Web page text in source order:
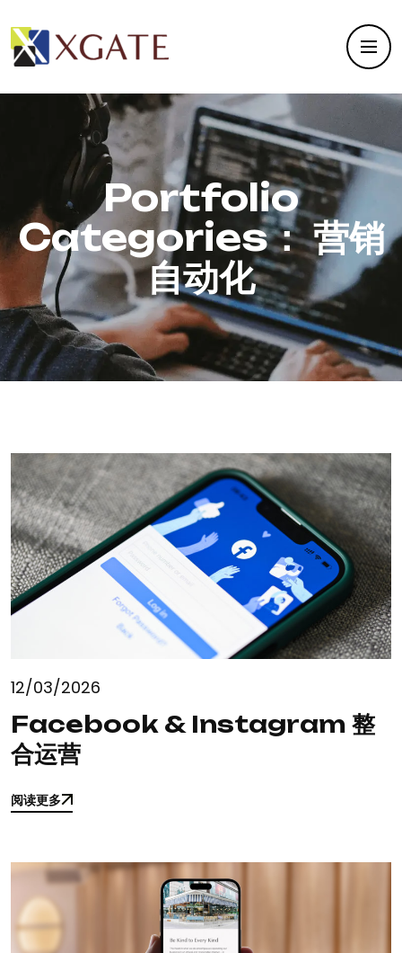
Portfolio
Categories：营销
自动化
12/03/2026
Facebook & Instagram 整
合运营
阅读更多
阅读更多